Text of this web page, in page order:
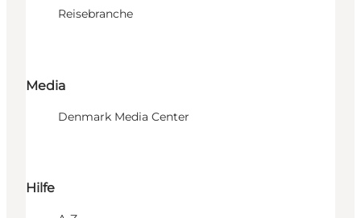
Reisebranche
Media
Denmark Media Center
Hilfe